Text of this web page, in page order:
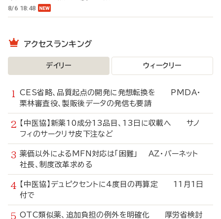
8/6 18:48
アクセスランキング
デイリー ウィークリー
CES省略、品質起点の開発に発想転換を PMDA・
栗林審査役、製販後データの発信も要請
【中医協】新薬10成分13品目、13日に収載へ サノ
フィのサークリサ皮下注など
薬価以外によるMFN対応は「困難」 AZ・バーネット
社長、制度改革求める
【中医協】デュピクセントに4度目の再算定 11月1日
付で
OTC類似薬、追加負担の例外を明確化 厚労省検討